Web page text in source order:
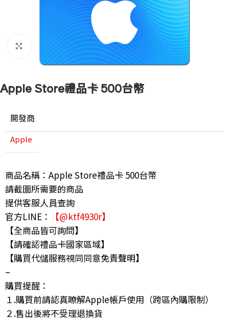
點擊放大
Apple Store禮品卡 500台幣
開發商
Apple
商品名稱：Apple Store禮品卡 500台幣
請截圖所需要的商品
提供客服人員查詢
官方LINE：
【@ktf4930r】
【全商品皆可詢問】
【請確認禮品卡國家區域】
【購買代儲服務視同同意免責聲明】
–
購買提醒：
１.購買前請認真瞭解Apple帳戶使用（跨區內購限制）
２.售出後將不受理退換貨